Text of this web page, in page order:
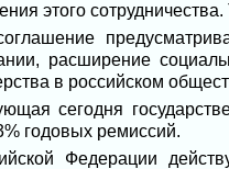
этого
расширение
в российском
сегодня
годовых ремиссий.
Федерации